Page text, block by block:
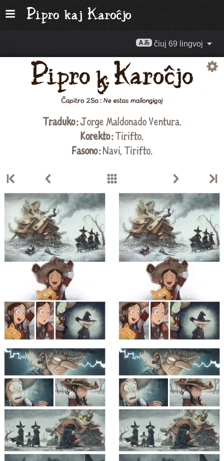
ĉiuj 69 lingvoj
Traduko :Jorge Maldonado Ventura.
Korekto :Tirifto.
Fasono :Navi,Tirifto.